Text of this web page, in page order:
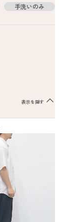
手洗いのみ
表示を隠す